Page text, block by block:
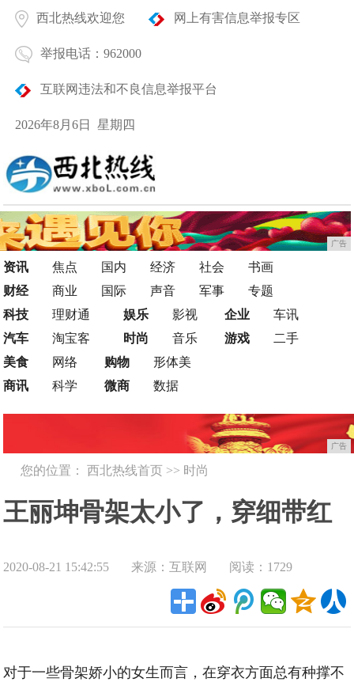
西北热线欢迎您 网上有害信息举报专区
举报电话：962000
互联网违法和不良信息举报平台
2026年8月6日 星期四
广告
资讯 焦点 国内 经济 社会
书画
财经
商业 国际 声音 军事
专题
科技
理财通
汽车
淘宝客
娱乐
影视
时尚
音乐
企业
车讯
游戏
二手
美食
网络
商讯
科学
购物
形体美
微商
数据
广告
您的位置：西北热线首页 >> 时尚
王丽坤骨架太小了，穿细带红
裙明艳炙热，胯比肩宽不丑还
2020-08-21 15:42:55 来源：互联网 阅读：1729
对于一些骨架娇小的女生而言，在穿衣方面总有种撑不